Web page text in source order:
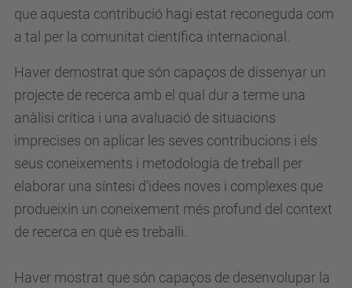
que aquesta contribució hagi estat reconeguda com
a tal per la comunitat científica internacional.
Haver demostrat que són capaços de dissenyar un
projecte de recerca amb el qual dur a terme una
anàlisi crítica i una avaluació de situacions
imprecises on aplicar les seves contribucions i els
seus coneixements i metodologia de treball per
elaborar una síntesi d’idees noves i complexes que
produeixin un coneixement més profund del context
de recerca en què es treballi.
Haver mostrat que són capaços de desenvolupar la